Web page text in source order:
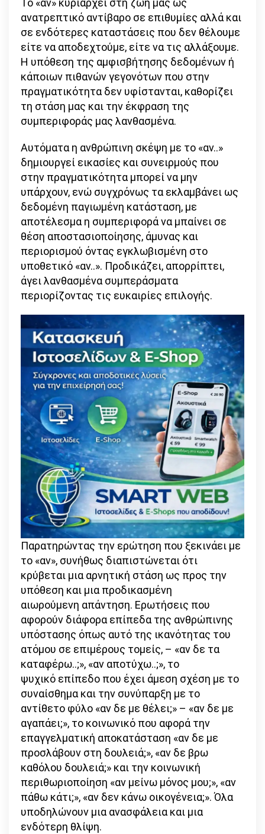
«Αν»
Το «αν» κυριαρχεί στη ζωή μας ως
ανατρεπτικό αντίβαρο σε επιθυμίες αλλά και
σε ενδότερες καταστάσεις που δεν θέλουμε
είτε να αποδεχτούμε, είτε να τις αλλάξουμε.
Η υπόθεση της αμφισβήτησης δεδομένων ή
κάποιων πιθανών γεγονότων που στην
πραγματικότητα δεν υφίστανται, καθορίζει
τη στάση μας και την έκφραση της
συμπεριφοράς μας λανθασμένα.
Αυτόματα η ανθρώπινη σκέψη με το «αν..»
δημιουργεί εικασίες και συνειρμούς που
στην πραγματικότητα μπορεί να μην
υπάρχουν, ενώ συγχρόνως τα εκλαμβάνει ως
δεδομένη παγιωμένη κατάσταση, με
αποτέλεσμα η συμπεριφορά να μπαίνει σε
θέση αποστασιοποίησης, άμυνας και
περιορισμού όντας εγκλωβισμένη στο
υποθετικό «αν..». Προδικάζει, απορρίπτει,
άγει λανθασμένα συμπεράσματα
περιορίζοντας τις ευκαιρίες επιλογής.
Παρατηρώντας την ερώτηση που ξεκινάει με
το «αν», συνήθως διαπιστώνεται ότι
κρύβεται μια αρνητική στάση ως προς την
υπόθεση και μια προδικασμένη
αιωρούμενη απάντηση. Ερωτήσεις που
αφορούν διάφορα επίπεδα της ανθρώπινης
υπόστασης όπως αυτό της ικανότητας του
ατόμου σε επιμέρους τομείς, – «αν δε τα
καταφέρω..;», «αν αποτύχω..;», το
ψυχικό επίπεδο που έχει άμεση σχέση με το
συναίσθημα και την συνύπαρξη με το
αντίθετο φύλο «αν δε με θέλει;» – «αν δε με
αγαπάει;», το κοινωνικό που αφορά την
επαγγελματική αποκατάσταση «αν δε με
προσλάβουν στη δουλειά;», «αν δε βρω
καθόλου δουλειά;» και την κοινωνική
περιθωριοποίηση «αν μείνω μόνος μου;», «αν
πάθω κάτι;», «αν δεν κάνω οικογένεια;». Όλα
υποδηλώνουν μια ανασφάλεια και μια
ενδότερη θλίψη.